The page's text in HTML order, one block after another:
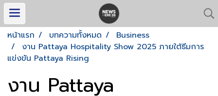
หน้าแรก บทความทั้งหมด
Business
งาน Pattaya Hospitality Show 2025 ภายใต้ธีมการ
แข่งขัน Pattaya Rising
งาน Pattaya